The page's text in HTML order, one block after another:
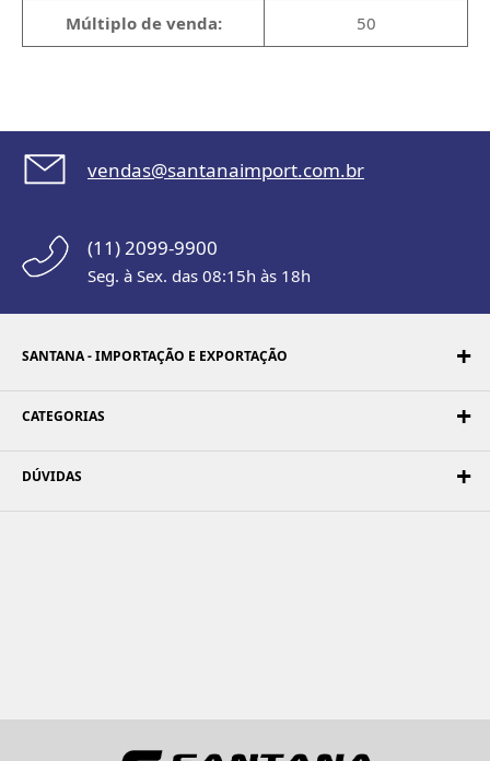
Múltiplo de venda: 50
vendas@santanaimport.com.br
(11) 2099-9900
Seg. à Sex. das 08:15h às 18h
SANTANA - IMPORTAÇÃO E EXPORTAÇÃO
CATEGORIAS
DÚVIDAS